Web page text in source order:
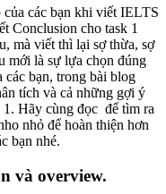
các bạn khi viết IELTS
Conclusion cho task 1
mà viết thì lại sợ thừa, sợ
mới là sự lựa chọn đúng
các bạn, trong bài blog
tích và cả những gợi ý
1. Hãy cùng đọc để tìm ra
nhỏ để hoàn thiện hơn
bạn nhé.
và overview.